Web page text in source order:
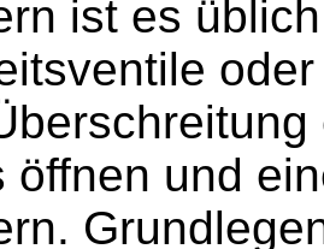
ist es
öffnen und